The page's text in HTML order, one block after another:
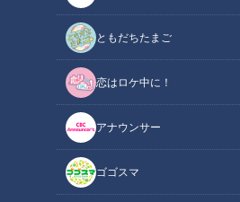
ともだちたまご
恋はロケ中に！
アナウンサー
ゴゴスマ
この記事の画像（全2枚）
記事に戻る